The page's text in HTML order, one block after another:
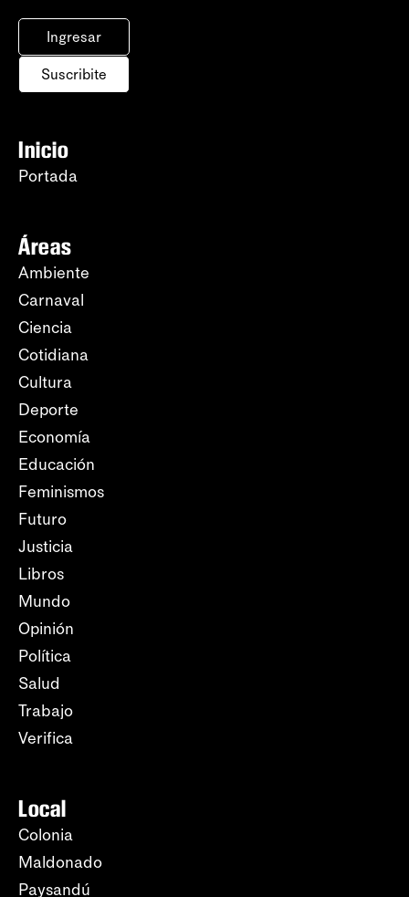
Ingresar
Suscribite
Inicio
Portada
Áreas
Ambiente
Carnaval
Ciencia
Cotidiana
Cultura
Deporte
Economía
Educación
Feminismos
Futuro
Justicia
Libros
Mundo
Opinión
Política
Salud
Trabajo
Verifica
Local
Colonia
Maldonado
Paysandú